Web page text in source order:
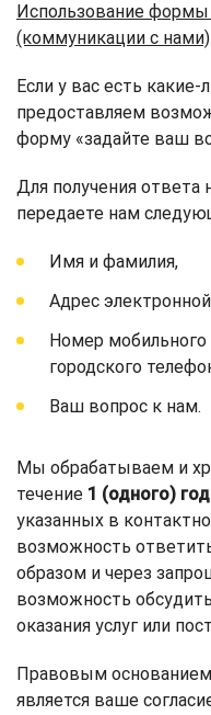
Использование формы
(коммуникации с нами)
Если у вас есть
предоставляем
форму «задайте ваш
Для получения
передаете нам
Имя и фамилия,
Адрес
Номер мобильного
городского
Ваш вопрос к нам.
Мы обрабатываем и
течение 1 (одного)
указанных в
возможность
образом и через
возможность
оказания услуг или
Правовым
является ваше